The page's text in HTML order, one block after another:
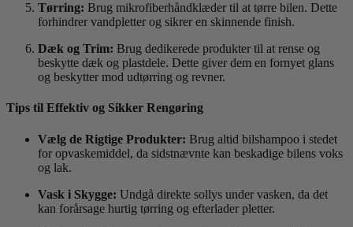
Tørring: Brug mikrofiberhåndklæder til at tørre bilen. Dette
forhindrer vandpletter og sikrer en skinnende finish.
Dæk og Trim: Brug dedikerede produkter til at rense og
beskytte dæk og plastdele. Dette giver dem en fornyet glans
og beskytter mod udtørring og revner.
Tips til Effektiv og Sikker Rengøring
Vælg de Rigtige Produkter: Brug altid bilshampoo i stedet
for opvaskemiddel, da sidstnævnte kan beskadige bilens voks
og lak.
Vask i Skygge: Undgå direkte sollys under vasken, da det
kan forårsage hurtig tørring og efterlader pletter.